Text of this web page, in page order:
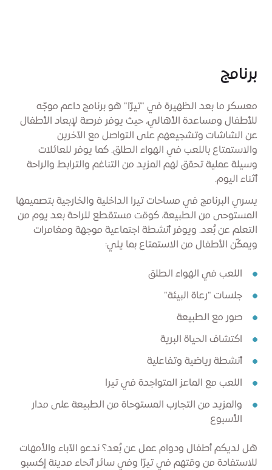
برنامج
معسكر ما بعد الظهيرة في "تيرّا" هو برنامج داعم موجّه
للأطفال ومساعدة الأهالي، حيث يوفر فرصة لإبعاد الأطفال
عن الشاشات وتشجيعهم على التواصل مع الآخرين
والاستمتاع باللعب في الهواء الطلق. كما يوفر للعائلات
وسيلة عملية تحقق لهم المزيد من التناغم والترابط والراحة
أثناء اليوم.
يسري البرنامج في مساحات تيرا الداخلية والخارجية بتصميمها
المستوحى من الطبيعة، كوقت مستقطع للراحة بعد يوم من
التعلم عن بُعد. ويوفر أنشطة اجتماعية موجهة ومغامرات
ويمكّن الأطفال من الاستمتاع بما يلي:
اللعب في الهواء الطلق
جلسات "رعاة البيئة"
صور مع الطبيعة
اكتشاف الحياة البرية
أنشطة رياضية وتفاعلية
اللعب مع الماعز المتواجدة في تيرا
والمزيد من التجارب المستوحاة من الطبيعة على مدار
الأسبوع
هل لديكم أطفال ودوام عمل عن بُعد؟ ندعو الآباء والأمهات
للاستفادة من وقتهم في تيرّا وفي سائر أنحاء مدينة إكسبو